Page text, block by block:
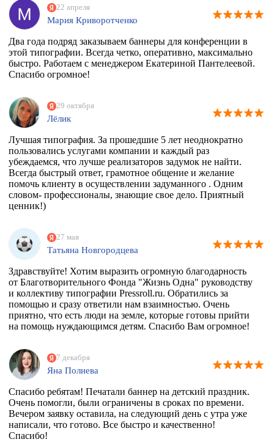
22 апреля
Мария Криворотченко
Два года подряд заказываем баннеры для конференции в
этой типографии. Всегда четко, оперативно, максимально
быстро. Работаем с менеджером Екатериной Пантелеевой.
Спасибо огромное!
29 октября
Лёлик
Лучшая типография. За прошедшие 5 лет неоднократно
пользовались услугами компании и каждый раз
убеждаемся, что лучше реализаторов задумок не найти.
Всегда быстрый ответ, грамотное общение и желание
помочь клиенту в осуществлении задуманного . Одним
словом- профессионалы, знающие свое дело. Приятный
ценник!)
27 мая
Татьяна Новгородцева
Здравствуйте! Хотим выразить огромную благодарность
от Благотворительного Фонда "Жизнь Одна" руководству
и коллективу типографии Pressroll.ru. Обратились за
помощью и сразу ответили нам взаимностью. Очень
приятно, что есть люди на земле, которые готовы прийти
на помощь нуждающимся детям. Спасибо Вам огромное!
7 декабря
Яна Полиева
Спасибо ребятам! Печатали баннер на детский праздник.
Очень помогли, были ограничены в сроках по времени.
Вечером заявку оставила, на следующий день с утра уже
написали, что готово. Все быстро и качественно!
Спасибо!